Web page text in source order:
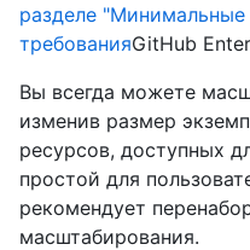
разделе
требованияGitHub
Вы всегда можете
изменив размер
ресурсов, доступных
простой для
рекомендует
масштабирования.